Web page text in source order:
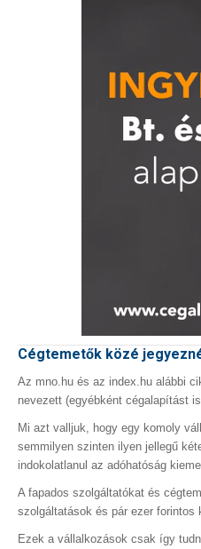
Cégtemetők közé
Az mno.hu és az index.hu alábbi
nevezett (egyébként cégalapítást
Mi azt valljuk, hogy egy komoly
semmilyen szinten ilyen jellegű
indokolatlanul az adóhatóság
A fapados szolgáltatókat és
szolgáltatások és pár ezer forintos
Ezek a vállalkozások csak így